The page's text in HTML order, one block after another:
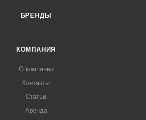
БРЕНДЫ
КОМПАНИЯ
О компании
Контакты
Статьи
Аренда